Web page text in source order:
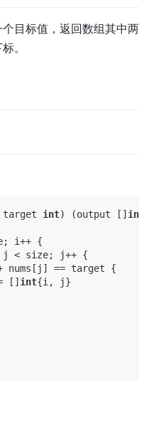
目标值，返回数组其中两
。
int) (output [] int
i++ {
j < size; j++ {
nums[j] == target {
[]
int{i, j}